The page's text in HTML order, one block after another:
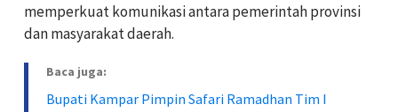
memperkuat komunikasi antara pemerintah provinsi
dan masyarakat daerah.
Baca juga:
Bupati Kampar Pimpin Safari Ramadhan Tim I